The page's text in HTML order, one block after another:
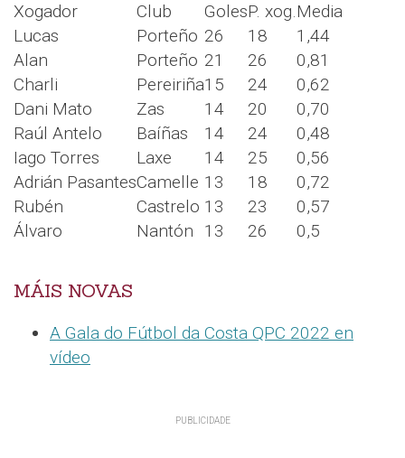
Xogador Club GolesP. xog.Media
Lucas
Porteño 26 18
1,44
Alan
Porteño 21 26
0,81
Charli
Pereiriña15 24
0,62
Dani Mato
Zas 14 20
0,70
Raúl Antelo
Baíñas 14 24
0,48
Iago Torres
Laxe 14 25
0,56
Adrián PasantesCamelle 13 18
0,72
Rubén
Castrelo 13 23
0,57
Álvaro
Nantón 13 26 0,5
MÁIS NOVAS
A Gala do Fútbol da Costa QPC 2022 en
vídeo